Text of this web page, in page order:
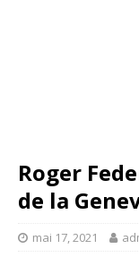
Roger
de la
mai 17, 2021